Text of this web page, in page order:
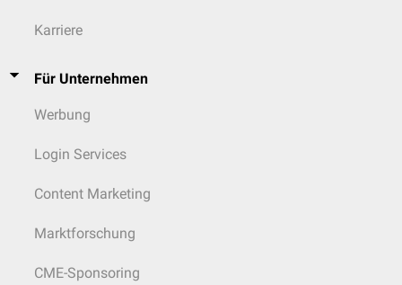
Karriere
Für Unternehmen
Werbung
Login Services
Content Marketing
Marktforschung
CME-Sponsoring